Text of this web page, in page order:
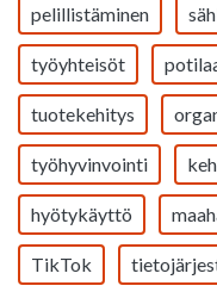
pelillistäminen
työyhteisöt
tuotekehitys
työhyvinvointi
hyötykäyttö
TikTok